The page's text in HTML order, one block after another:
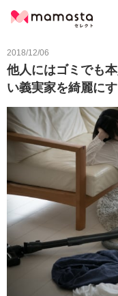
2018/12/06
他人にはゴミでも
い義実家を綺麗に